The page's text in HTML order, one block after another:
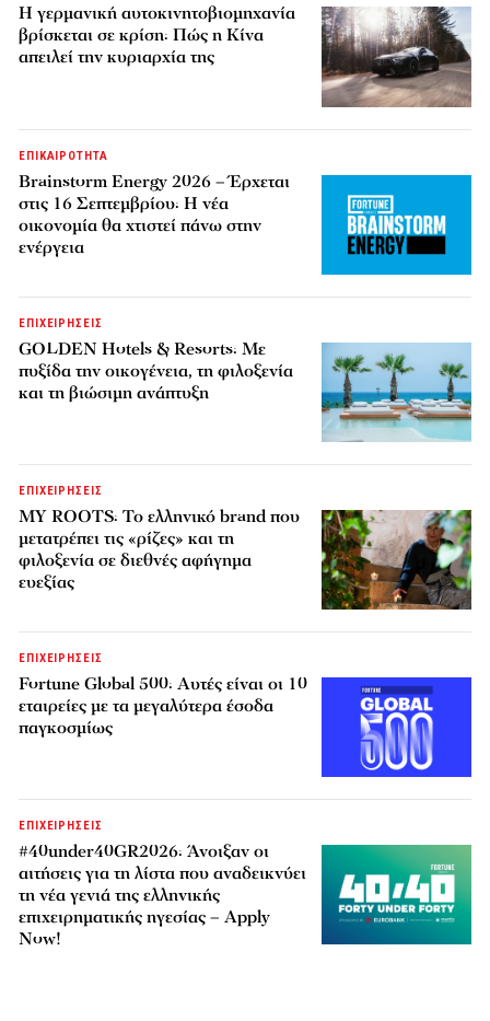
Η γερμανική αυτοκινητοβιομηχανία
βρίσκεται σε κρίση: Πώς η Κίνα
απειλεί την κυριαρχία της
ΕΠΙΚΑΙΡΟΤΗΤΑ
Brainstorm Energy 2026 – Έρχεται
στις 16 Σεπτεμβρίου: Η νέα
οικονομία θα χτιστεί πάνω στην
ενέργεια
ΕΠΙΧΕΙΡΗΣΕΙΣ
GOLDEN Hotels & Resorts: Με
πυξίδα την οικογένεια, τη φιλοξενία
και τη βιώσιμη ανάπτυξη
ΕΠΙΧΕΙΡΗΣΕΙΣ
MY ROOTS: Το ελληνικό brand που
μετατρέπει τις «ρίζες» και τη
φιλοξενία σε διεθνές αφήγημα
ευεξίας
ΕΠΙΧΕΙΡΗΣΕΙΣ
Fortune Global 500: Αυτές είναι οι 10
εταιρείες με τα μεγαλύτερα έσοδα
παγκοσμίως
ΕΠΙΧΕΙΡΗΣΕΙΣ
#40under40GR2026: Άνοιξαν οι
αιτήσεις για τη λίστα που αναδεικνύει
τη νέα γενιά της ελληνικής
επιχειρηματικής ηγεσίας – Apply
Now!